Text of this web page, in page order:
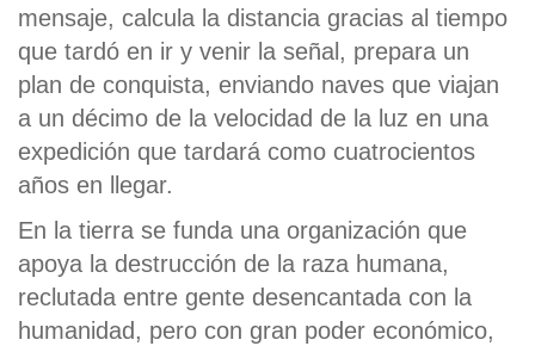
mensaje, calcula la distancia gracias al tiempo
que tardó en ir y venir la señal, prepara un
plan de conquista, enviando naves que viajan
a un décimo de la velocidad de la luz en una
expedición que tardará como cuatrocientos
años en llegar.
En la tierra se funda una organización que
apoya la destrucción de la raza humana,
reclutada entre gente desencantada con la
humanidad, pero con gran poder económico,